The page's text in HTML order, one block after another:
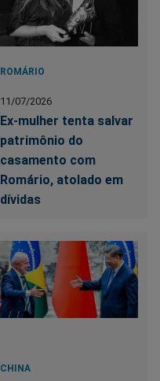
ROMÁRIO
11/07/2026
Ex-mulher tenta salvar
patrimônio do
casamento com
Romário, atolado em
dívidas
CHINA